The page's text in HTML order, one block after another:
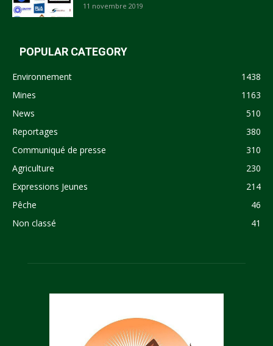
11 novembre 2019
POPULAR CATEGORY
Environnement
1438
Mines
1163
News
510
Reportages
380
Communiqué de presse
310
Agriculture
230
Expressions Jeunes
214
Pêche
46
Non classé
41